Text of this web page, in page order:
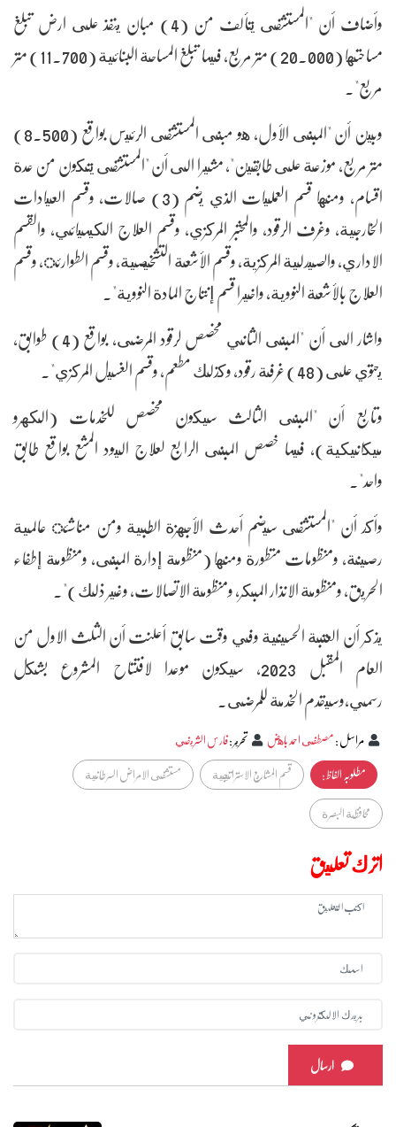
وأضاف أن "المستشفى يتألف من (4) مبان ينفذ على ارض تبلغ
مساحتها (20.000) متر مربع، فيما تبلغ المساحة البنائية (11.700) متر
مربع".
وبين أن "المبنى الأول، هو مبنى المستشفى الرئيس بواقع (8.500)
متر مربع، موزعة على طابقين"، مشيرا الى أن "المستشفى يتكون من عدة
اقسام، ومنها قسم العمليات الذي يضم (3) صالات، وقسم العيادات
الخارجية، وغرف الرقود، والمختبر المركزي، وقسم العلاج الكيميائي، والقسم
الاداري، والصيدلية المركزية، وقسم الأشعة التشخيصية، وقسم الطوارئ، وقسم
العلاج بالأشعة النووية، واخيرا قسم إنتاج المادة النووية".
واشار الى أن "المبنى الثاني مخصص لرقود المرضى، بواقع (4) طوابق،
يحتوي على (48) غرفة رقود، وكذلك مطعم، وقسم الغسيل المركزي".
وتابع أن "المبنى الثالث سيكون مخصص للخدمات (الكهرو
ميكانيكية)، فيما خصص المبنى الرابع لعلاج اليود المشع بواقع طابق
واحد".
وأكد أن "المستشفى سيضم أحدث الأجهزة الطبية ومن مناشئ عالمية
رصينة، ومنظومات متطورة ومنها (منظومة إدارة المبنى، ومنظومة إطفاء
الحريق، ومنظومة الانذار المبكر، ومنظومة الاتصالات، وغير ذلك)".
يذكر أن العتبة الحسينية وفي وقت سابق أعلنت أن الثلث الاول من
العام المقبل 2023، سيكون موعدا لافتتاح المشروع بشكل
رسمي،وسيقدم الخدمة للمرضى.
مراسل:مصطفى احمد باهض تحرير:فارس الشريفي
مطلوبہ الفاظ :
قسم المشاريع الاستراتيجية
مستشفى الامراض السرطانية
محافظة البصرة
اترك تعليق
ارسال